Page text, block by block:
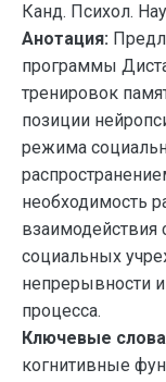
Канд. Психол.
Анотация:
программы
тренировок
позиции
режима
необходимость
взаимодействия
социальных
непрерывности
процесса.
Ключевые
когнитивные